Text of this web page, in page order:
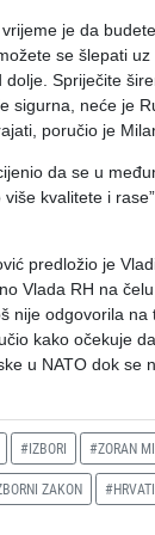
je da
se šlepati
Spriječite
sigurna, neće je
poručio je
da se u
kvalitete i
predložio je
Vlada RH na
nije odgovorila na
kako očekuje
u NATO dok se
#IZBORI #ZORAN
ZAKON #HRVATI